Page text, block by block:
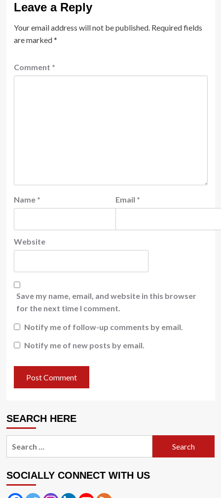
Leave a Reply
Your email address will not be published. Required fields
are marked*
Comment *
Name * Email *
Website
Save my name, email, and website in this browser
for the next time I comment.
Notify me of follow-up comments by email.
Notify me of new posts by email.
SEARCH HERE
SOCIALLY CONNECT WITH US